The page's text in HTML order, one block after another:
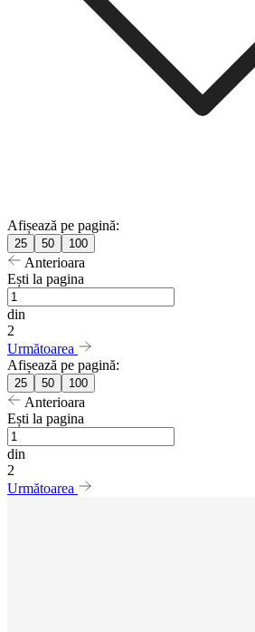
Afișează pe pagină:
25 50 100
Anterioara
Ești la pagina
din
2
Următoarea
Afișează pe pagină:
25 50 100
Anterioara
Ești la pagina
din
2
Următoarea